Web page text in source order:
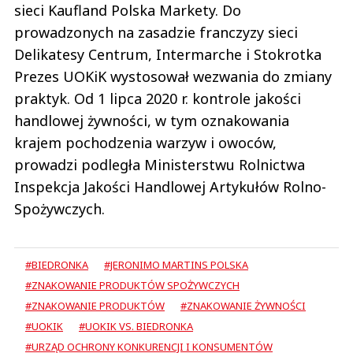
sieci Kaufland Polska Markety. Do
prowadzonych na zasadzie franczyzy sieci
Delikatesy Centrum, Intermarche i Stokrotka
Prezes UOKiK wystosował wezwania do zmiany
praktyk. Od 1 lipca 2020 r. kontrole jakości
handlowej żywności, w tym oznakowania
krajem pochodzenia warzyw i owoców,
prowadzi podległa Ministerstwu Rolnictwa
Inspekcja Jakości Handlowej Artykułów Rolno-
Spożywczych.
#BIEDRONKA
#JERONIMO MARTINS POLSKA
#ZNAKOWANIE PRODUKTÓW SPOŻYWCZYCH
#ZNAKOWANIE PRODUKTÓW
#ZNAKOWANIE ŻYWNOŚCI
#UOKIK
#UOKIK VS. BIEDRONKA
#URZĄD OCHRONY KONKURENCJI I KONSUMENTÓW